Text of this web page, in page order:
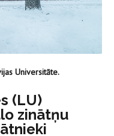
Universitāte.
(LU)
zinātņu